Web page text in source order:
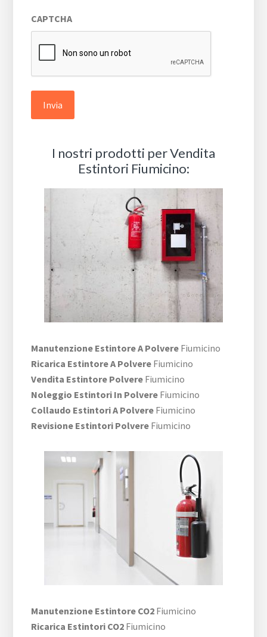
privacy
CAPTCHA
I nostri prodotti per Vendita
Estintori Fiumicino:
Manutenzione Estintore A Polvere Fiumicino
Ricarica Estintore A Polvere Fiumicino
Vendita Estintore Polvere Fiumicino
Noleggio Estintori In Polvere Fiumicino
Collaudo Estintori A Polvere Fiumicino
Revisione Estintori Polvere Fiumicino
Manutenzione Estintore CO2 Fiumicino
Ricarica Estintori CO2 Fiumicino